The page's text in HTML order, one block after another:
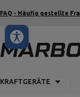
FAQ - Häufig gestellte
KRAFTGERÄTE